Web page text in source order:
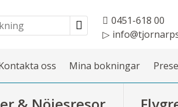
0451-618 00
oss Mina bokningar